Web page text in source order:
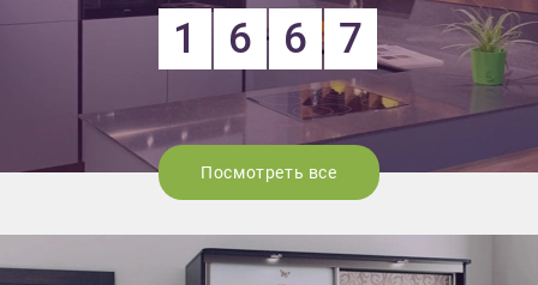
1 6 6 7
Посмотреть все